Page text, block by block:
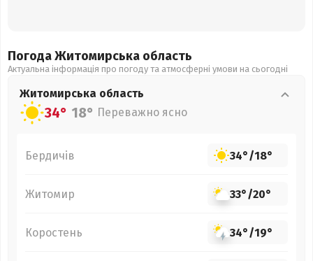
Погода Житомирська область
Актуальна інформація про погоду та атмосферні умови на сьогодні
Житомирська область
34° 18° Переважно ясно
Бердичів 34°/18°
Житомир 33°/20°
Коростень 34°/19°